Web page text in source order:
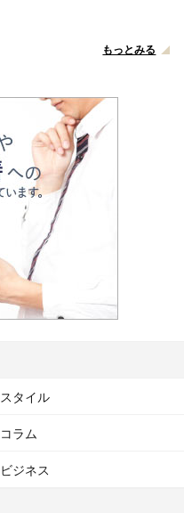
もっとみる
スタイル
コラム
ビジネス